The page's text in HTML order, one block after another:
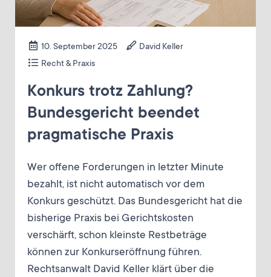
10. September 2025
David Keller
Recht & Praxis
Konkurs trotz Zahlung?
Bundesgericht beendet
pragmatische Praxis
Wer offene Forderungen in letzter Minute
bezahlt, ist nicht automatisch vor dem
Konkurs geschützt. Das Bundesgericht hat die
bisherige Praxis bei Gerichtskosten
verschärft, schon kleinste Restbeträge
können zur Konkurseröffnung führen.
Rechtsanwalt David Keller klärt über die